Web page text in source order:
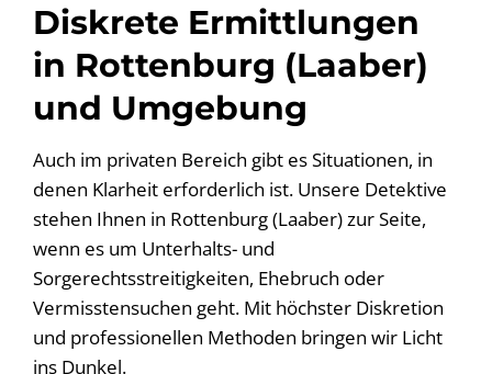
Diskrete Ermittlungen
in Rottenburg (Laaber)
und Umgebung
Auch im privaten Bereich gibt es Situationen, in
denen Klarheit erforderlich ist. Unsere Detektive
stehen Ihnen in Rottenburg (Laaber) zur Seite,
wenn es um Unterhalts- und
Sorgerechtsstreitigkeiten, Ehebruch oder
Vermisstensuchen geht. Mit höchster Diskretion
und professionellen Methoden bringen wir Licht
ins Dunkel.